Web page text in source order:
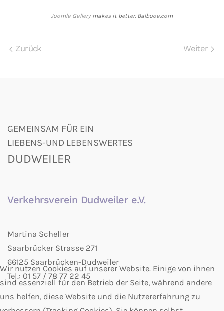
Joomla Gallerymakes it better. Balbooa.com
Zurück Weiter
GEMEINSAM FÜR EIN
LIEBENS-UND LEBENSWERTES
DUDWEILER
Verkehrsverein Dudweiler e.V.
Martina Scheller
Saarbrücker Strasse 271
66125 Saarbrücken-Dudweiler
Tel.: 01 57 / 78 77 22 45
Wir nutzen Cookies auf unserer Website. Einige von ihnen
sind essenziell für den Betrieb der Seite, während andere
uns helfen, diese Website und die Nutzererfahrung zu